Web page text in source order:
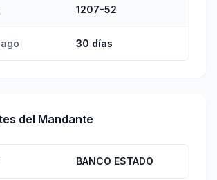
1207-52
30 días
del Mandante
BANCO ESTADO